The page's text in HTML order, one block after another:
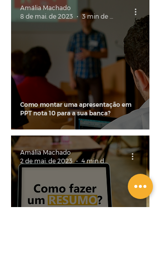
Como montar uma apresentação em
PPT nota 10 para a sua banca?
Amália Machado
8 de mai. de 2023
3 min de leitura
Amália Machado
2 de mai. de 2023
4 min de leitura